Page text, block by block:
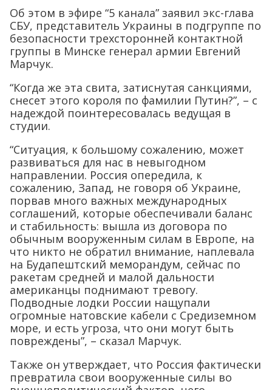
Об этом в эфире “5 канала” заявил экс-глава
СБУ, представитель Украины в подгруппе по
безопасности трехсторонней контактной
группы в Минске генерал армии Евгений
Марчук.
“Когда же эта свита, затиснутая санкциями,
снесет этого короля по фамилии Путин?”, – с
надеждой поинтересовалась ведущая в
студии.
“Ситуация, к большому сожалению, может
развиваться для нас в невыгодном
направлении. Россия опередила, к
сожалению, Запад, не говоря об Украине,
порвав много важных международных
соглашений, которые обеспечивали баланс
и стабильность: вышла из договора по
обычным вооруженным силам в Европе, на
что никто не обратил внимание, наплевала
на Будапештский меморандум, сейчас по
ракетам средней и малой дальности
американцы поднимают тревогу.
Подводные лодки России нащупали
огромные натовские кабели с Средиземном
море, и есть угроза, что они могут быть
повреждены”, – сказал Марчук.
Также он утверждает, что Россия фактически
превратила свои вооруженные силы во